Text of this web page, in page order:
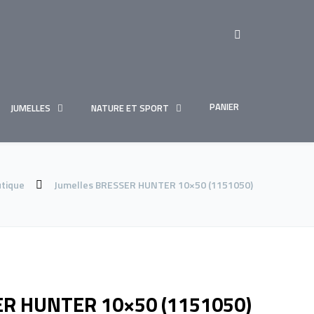
JUMELLES NATURE ET SPORT PANIER
Jumelles BRESSER HUNTER 10×50 (1151050)
HUNTER 10×50 (1151050)